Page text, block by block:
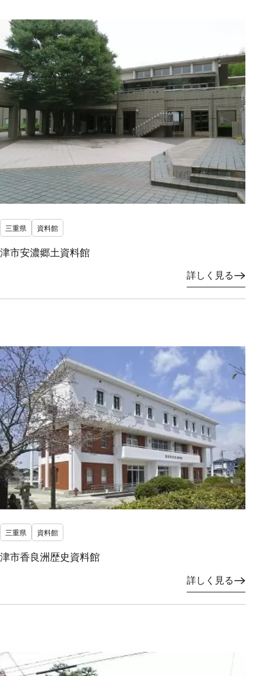
三重県 資料館
津市安濃郷土資料館
詳しく見る
三重県 資料館
津市香良洲歴史資料館
詳しく見る